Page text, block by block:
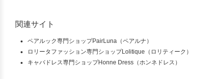
関連サイト
ペアルック専門ショップPairLuna（ペアルナ）
ロリータファッション専門ショップLolitique（ロリティーク）
キャバドレス専門ショップHonne Dress（ホンネドレス）